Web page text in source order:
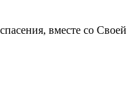
вместе со